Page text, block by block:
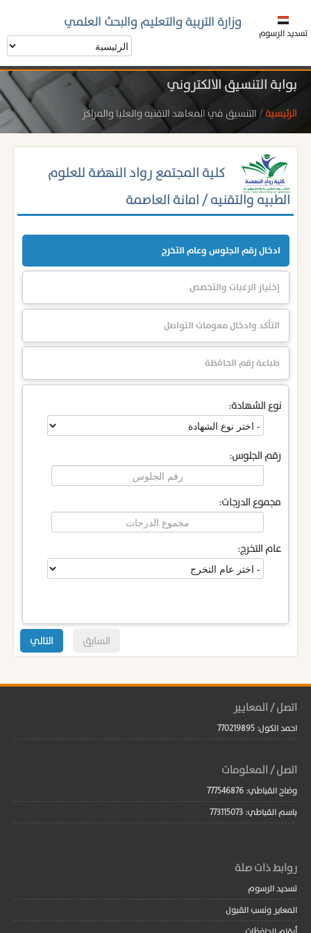
تسديد الرسوم
وزارة التربية والتعليم والبحث العلمي
بوابة التنسيق الالكتروني
الرئيسية/التنسيق في المعاهد التقنيه والعليا والمراكز
كلية المجتمع رواد النهضة للعلوم
الطبيه والتقنيه / امانة العاصمة
ادخال رقم الجلوس وعام التخرج
إختيار الرغبات والتخصص
التأكد وادخال معومات التواصل
طباعة رقم الحافظة
نوع الشهادة:
رقم الجلوس:
مجموع الدرجات:
عام التخرج:
السابق التالي
اتصل / المعايير
احمد الكول: 770219895
اتصل / المعلومات
وضاح القباطي: 777546876
باسم القباطي: 773115073
روابط ذات صلة
تسديد الرسوم
المعاير ونسب القبول